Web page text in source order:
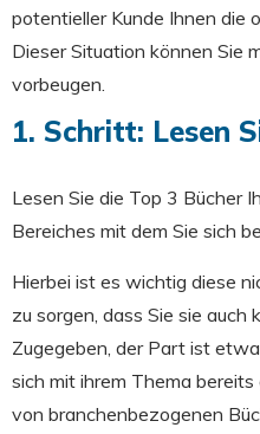
potentieller Kunde Ihnen die
Dieser Situation können Sie
vorbeugen.
1. Schritt: Lesen
Lesen Sie die Top 3 Bücher
Bereiches mit dem Sie sich
Hierbei ist es wichtig diese
zu sorgen, dass Sie sie
Zugegeben, der Part ist
sich mit ihrem Thema
von branchenbezogenen